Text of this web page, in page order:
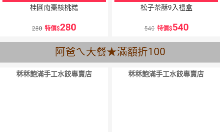
桂圓南棗核桃糕
280 特價 280
松子茶酥9入禮盒
540 特價 540
阿爸ㄟ大餐★滿額折100
秝秝飽滿手工水餃專賣店 秝秝飽滿手工水餃專賣店